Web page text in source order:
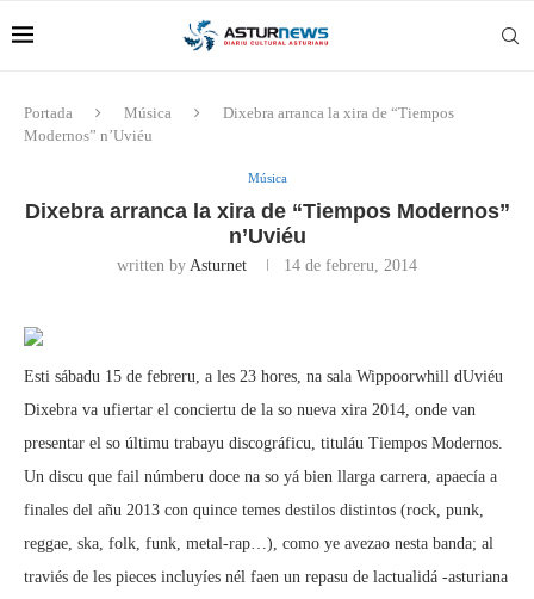
Portada Música
Dixebra arranca la xira de “Tiempos
Modernos” n’Uviéu
Música
Dixebra arranca la xira de “Tiempos Modernos”
n’Uviéu
written by Asturnet 14 de febreru, 2014
Esti sábadu 15 de febreru, a les 23 hores, na sala Wippoorwhill dUviéu
Dixebra va ufiertar el conciertu de la so nueva xira 2014, onde van
presentar el so últimu trabayu discográficu, tituláu Tiempos Modernos.
Un discu que fail númberu doce na so yá bien llarga carrera, apaecía a
finales del añu 2013 con quince temes destilos distintos (rock, punk,
reggae, ska, folk, funk, metal-rap…), como ye avezao nesta banda; al
traviés de les pieces incluyíes nél faen un repasu de lactualidá -asturiana